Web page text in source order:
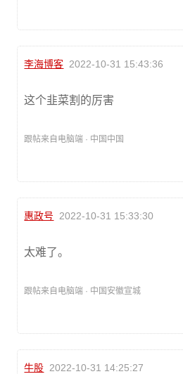
李海博客 2022-10-31 15:43:36
这个韭菜割的厉害
跟帖来自电脑端 · 中国中国
惠政号 2022-10-31 15:33:30
太难了。
跟帖来自电脑端 · 中国安徽宣城
牛股 2022-10-31 14:25:27